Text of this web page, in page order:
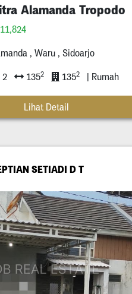
Alamanda Tropodo
, Waru , Sidoarjo
2 1352 1352 | Rumah
Lihat Detail
SETIADI D T